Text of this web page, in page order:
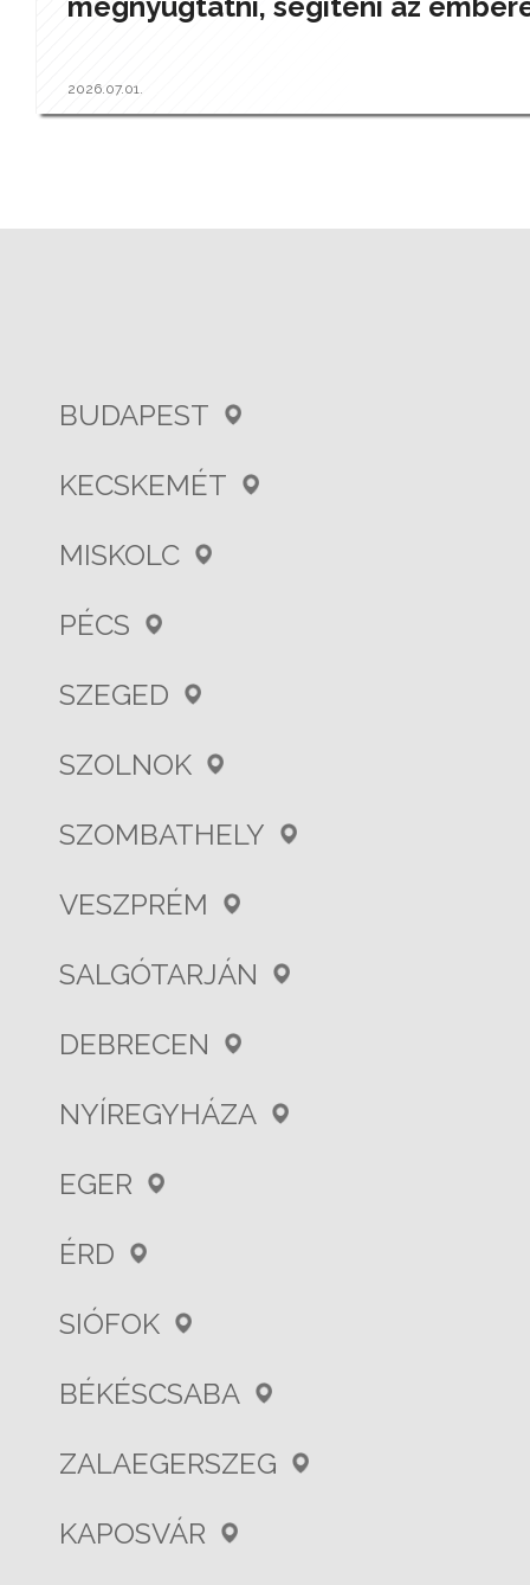
2026.07.01.
BUDAPEST
KECSKEMÉT
MISKOLC
PÉCS
SZEGED
SZOLNOK
SZOMBATHELY
VESZPRÉM
SALGÓTARJÁN
DEBRECEN
NYÍREGYHÁZA
EGER
ÉRD
SIÓFOK
BÉKÉSCSABA
ZALAEGERSZEG
KAPOSVÁR